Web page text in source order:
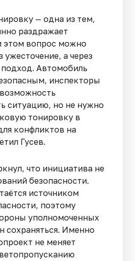
— одна из тем,
раздражает
этом вопрос можно
ужесточение, а через
Автомобиль
инспекторы
ситуацию, но не нужно
тонировку в
конфликтов на
Гусев.
что инициатива не
безопасности.
источником
поэтому
уполномоченных
сохраняться. Именно
не меняет